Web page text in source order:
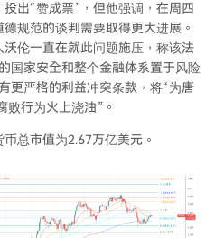
投出“赞成票”，但他强调，在周四
规范的谈判需要取得更大进展。
沃伦一直在就此问题施压，称该法
国家安全和整个金融体系置于风险
更严格的利益冲突条款，将“为唐
败行为火上浇油”。
总市值为2.67万亿美元。